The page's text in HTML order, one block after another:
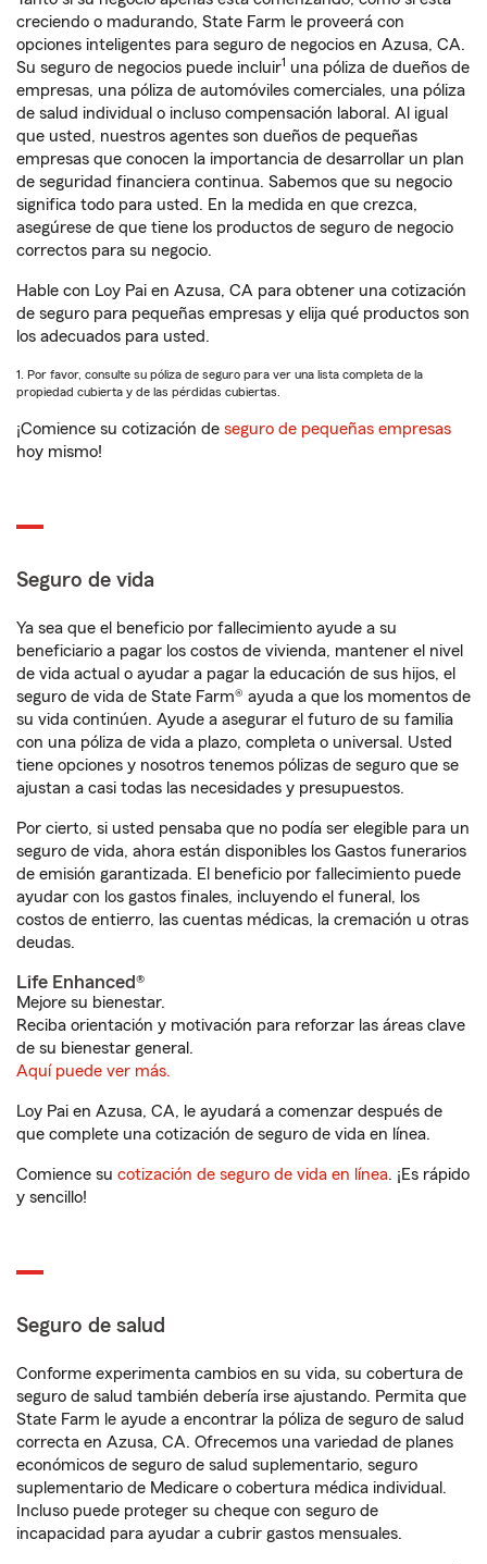
creciendo o madurando, State Farm le proveerá con
opciones inteligentes para seguro de negocios en Azusa, CA.
Su seguro de negocios puede incluir1 una póliza de dueños de
empresas, una póliza de automóviles comerciales, una póliza
de salud individual o incluso compensación laboral. Al igual
que usted, nuestros agentes son dueños de pequeñas
empresas que conocen la importancia de desarrollar un plan
de seguridad financiera continua. Sabemos que su negocio
significa todo para usted. En la medida en que crezca,
asegúrese de que tiene los productos de seguro de negocio
correctos para su negocio.
Hable con Loy Pai en Azusa, CA para obtener una cotización
de seguro para pequeñas empresas y elija qué productos son
los adecuados para usted.
1. Por favor, consulte su póliza de seguro para ver una lista completa de la
propiedad cubierta y de las pérdidas cubiertas.
¡Comience su cotización de seguro de pequeñas empresas
hoy mismo!
Seguro de vida
Ya sea que el beneficio por fallecimiento ayude a su
beneficiario a pagar los costos de vivienda, mantener el nivel
de vida actual o ayudar a pagar la educación de sus hijos, el
seguro de vida de State Farm® ayuda a que los momentos de
su vida continúen. Ayude a asegurar el futuro de su familia
con una póliza de vida a plazo, completa o universal. Usted
tiene opciones y nosotros tenemos pólizas de seguro que se
ajustan a casi todas las necesidades y presupuestos.
Por cierto, si usted pensaba que no podía ser elegible para un
seguro de vida, ahora están disponibles los Gastos funerarios
de emisión garantizada. El beneficio por fallecimiento puede
ayudar con los gastos finales, incluyendo el funeral, los
costos de entierro, las cuentas médicas, la cremación u otras
deudas.
Life Enhanced®
Mejore su bienestar.
Reciba orientación y motivación para reforzar las áreas clave
de su bienestar general.
Aquí puede ver más.
Loy Pai en Azusa, CA, le ayudará a comenzar después de
que complete una cotización de seguro de vida en línea.
Comience su cotización de seguro de vida en línea. ¡Es rápido
y sencillo!
Seguro de salud
Conforme experimenta cambios en su vida, su cobertura de
seguro de salud también debería irse ajustando. Permita que
State Farm le ayude a encontrar la póliza de seguro de salud
correcta en Azusa, CA. Ofrecemos una variedad de planes
económicos de seguro de salud suplementario, seguro
suplementario de Medicare o cobertura médica individual.
Incluso puede proteger su cheque con seguro de
incapacidad para ayudar a cubrir gastos mensuales.